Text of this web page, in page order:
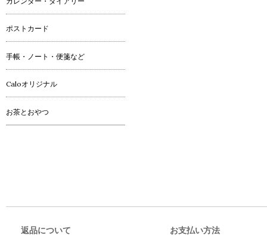
ポストカード
手帳・ノート・便箋など
Caloオリジナル
お茶とおやつ
返品について お支払い方法